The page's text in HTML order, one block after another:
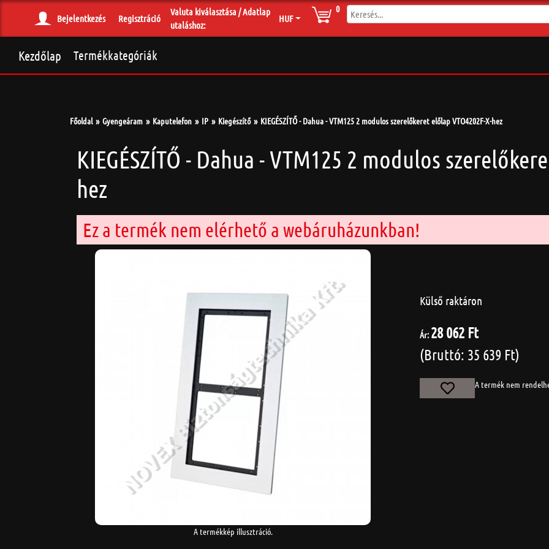
Bejelentkezés Regisztráció
Valuta kiválasztása / Adatlap
utaláshoz:
HUF
0
Termékkategóriák
Kezdőlap
Főoldal Gyengeáram Kaputelefon IP Kiegészítő KIEGÉSZÍTŐ - Dahua - VTM125 2 modulos szerelőkeret előlap VTO4202F-X-hez
KIEGÉSZÍTŐ - Dahua - VTM125 2 modulos
hez
Ez a termék nem elérhető a webáruházunkban!
A termékkép illusztráció.
Külső raktáron
Ár: 28 062 Ft
(Bruttó: 35 639 Ft)
A termék nem